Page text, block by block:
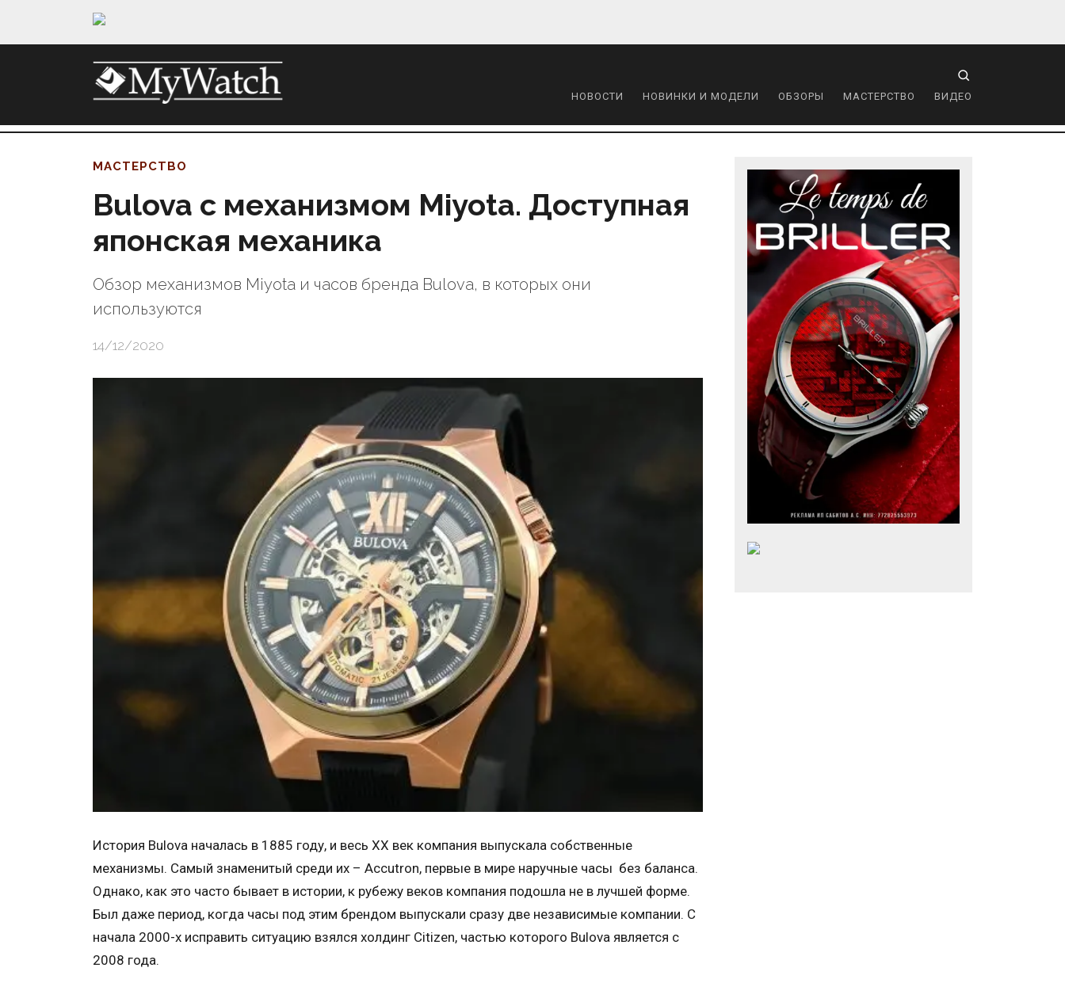
НОВОСТИ НОВИНКИ И МОДЕЛИ ОБЗОРЫ МАСТЕРСТВО ВИДЕО
МАСТЕРСТВО
Bulova с механизмом Miyota. Доступная
японская механика
Обзор механизмов Miyota и часов бренда Bulova, в которых они
используются
14/12/2020
История Bulova началась в 1885 году, и весь ХХ век компания выпускала собственные
механизмы. Самый знаменитый среди их – Accutron, первые в мире наручные часы без баланса.
Однако, как это часто бывает в истории, к рубежу веков компания подошла не в лучшей форме.
Был даже период, когда часы под этим брендом выпускали сразу две независимые компании. С
начала 2000-х исправить ситуацию взялся холдинг Citizen, частью которого Bulova является с
2008 года.